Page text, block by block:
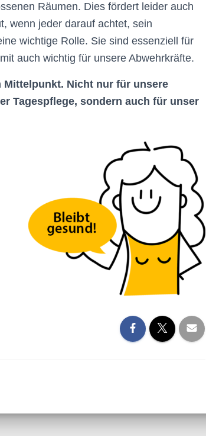
Räumen. Dies fördert leider auch
wenn jeder darauf achtet, sein
wichtige Rolle. Sie sind essenziell für
auch wichtig für unsere Abwehrkräfte.
Mittelpunkt. Nicht nur für unsere
Tagespflege, sondern auch für unser